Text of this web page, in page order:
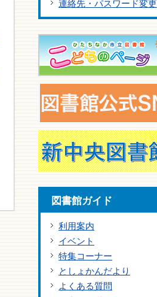
連絡先・パスワード変更
図書館ガイド
利用案内
イベント
特集コーナー
としょかんだより
よくある質問